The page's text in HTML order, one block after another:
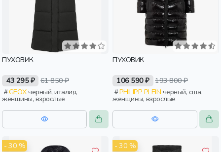
ПУХОВИК
43 295 ₽ 61 850 ₽
GEOXчерный, италия,
женщины, взрослые
ПУХОВИК
106 590 ₽ 193 800 ₽
PHILIPP PLEIN
женщины, взрослые
- 30 % - 30 %